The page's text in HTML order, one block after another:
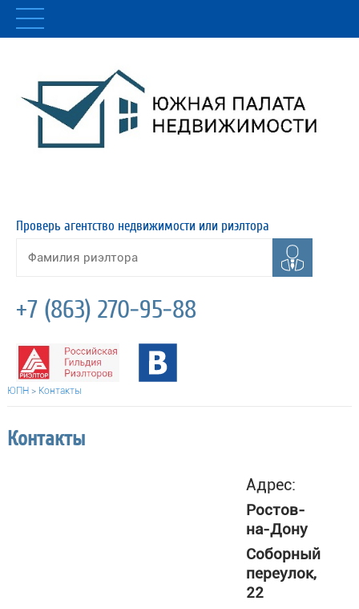
Проверь агентство недвижимости или риэлтора
+7 (863) 270-95-88
ЮПН > Контакты
Контакты
Адрес:
Ростов-
на-Дону
Соборный
переулок,
22